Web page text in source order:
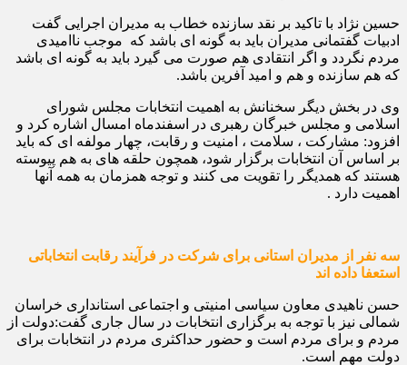
حسین نژاد با تاکید بر نقد سازنده خطاب به مدیران اجرایی گفت
ادبیات گفتمانی مدیران باید به گونه ای باشد که موجب ناامیدی
مردم نگردد و اگر انتقادی هم صورت می گیرد باید به گونه ای باشد
که هم سازنده و هم و امید آفرین باشد.
وی در بخش دیگر سخنانش به اهمیت انتخابات مجلس شورای
اسلامی و مجلس خبرگان رهبری در اسفندماه امسال اشاره کرد و
افزود: مشارکت ، سلامت ، امنیت و رقابت، چهار مولفه ای که باید
بر اساس آن انتخابات برگزار شود، همچون حلقه های به هم پیوسته
هستند که همدیگر را تقویت می کنند و توجه همزمان به همه آنها
اهمیت دارد .
سه نفر از مدیران استانی برای شرکت در فرآیند رقابت انتخاباتی
استعفا داده اند
حسن ناهیدی معاون سیاسی امنیتی و اجتماعی استانداری خراسان
شمالی نیز با توجه به برگزاری انتخابات در سال جاری گفت:دولت از
مردم و برای مردم است و حضور حداکثری مردم در انتخابات برای
دولت مهم است.